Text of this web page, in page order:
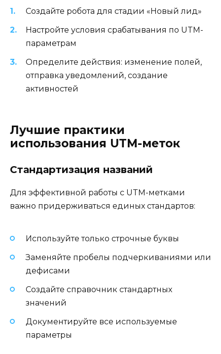
Создайте робота для стадии «Новый лид»
Настройте условия срабатывания по UTM-
параметрам
Определите действия: изменение полей,
отправка уведомлений, создание
активностей
Лучшие практики
использования UTM-меток
Стандартизация названий
Для эффективной работы с UTM-метками
важно придерживаться единых стандартов:
Используйте только строчные буквы
Заменяйте пробелы подчеркиваниями или
дефисами
Создайте справочник стандартных
значений
Документируйте все используемые
параметры